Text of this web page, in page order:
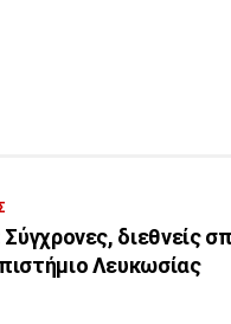
διεθνείς
Λευκωσίας